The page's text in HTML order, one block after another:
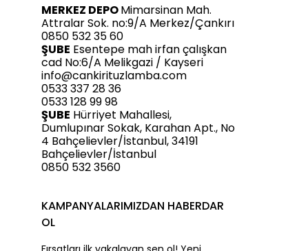
MERKEZ DEPOMimarsinan Mah.
Attralar Sok. no:9/A Merkez/Çankırı
0850 532 35 60
ŞUBE Esentepe mah irfan çalışkan
cad No:6/A Melikgazi / Kayseri
info@cankirituzlamba.com
0533 337 28 36
0533 128 99 98
ŞUBE Hürriyet Mahallesi,
Dumlupınar Sokak, Karahan Apt., No
4 Bahçelievler/İstanbul, 34191
Bahçelievler/İstanbul
0850 532 3560
KAMPANYALARIMIZDAN HABERDAR
OL